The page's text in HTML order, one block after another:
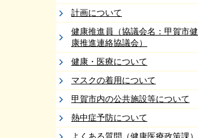
計画について
健康推進員（協議会名：甲賀市健
康推進連絡協議会）
健康・医療について
マスクの着用について
甲賀市内の公共施設等について
熱中症予防について